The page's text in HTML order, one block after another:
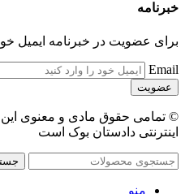
خبرنامه
برای عضویت در خبرنامه ایمیل
Email
© تمامی حقوق مادی و معنوی
اینترنتی دادستان بوک است
منو